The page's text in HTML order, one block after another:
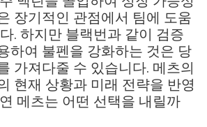
장기적인 관점에서 팀에 도움
. 하지만 블랙번과 같이 검증
하여 불펜을 강화하는 것은 당
가져다줄 수 있습니다. 메츠의
현재 상황과 미래 전략을 반영
메츠는 어떤 선택을 내릴까